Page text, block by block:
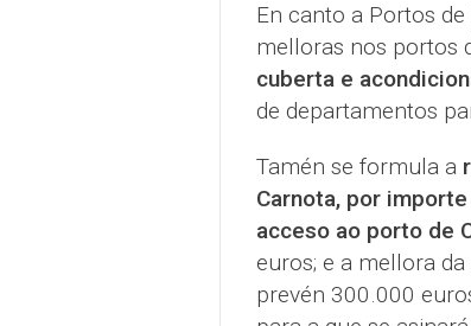
En canto a Portos
melloras nos portos
cuberta e
de departamentos
Tamén se formula a
Carnota, por
acceso ao porto de
euros; e a mellora da
prevén 300.000